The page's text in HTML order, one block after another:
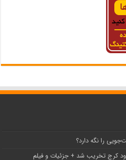
را نگه دارد؟
کرج تخریب شد + جزئیات و فیلم